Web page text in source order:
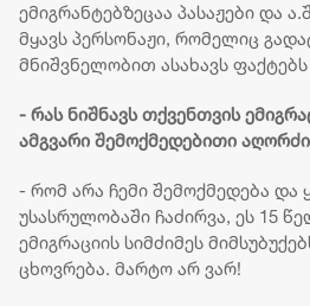
ემიგრანტებზეცაა პასაჟები და
მყავს პერსონაჟი, რომელიც
მნიშვნელობით ასახავს
- რას ნიშნავს თქვენთვის
ამგვარი შემოქმედებითი
- რომ არა ჩემი შემოქმედება
უსასრულობაში ჩაძირვა, ეს 15
ემიგრაციის სიმძიმეს
ცხოვრება. მარტო არ ვარ!